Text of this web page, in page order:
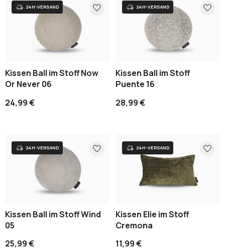
Kissen Ball im Stoff Now
Or Never 06
24,99 €
Kissen Ball im Stoff
Puente 16
28,99 €
Kissen Ball im Stoff Wind
05
25,99 €
Kissen Elie im Stoff
Cremona
11,99 €